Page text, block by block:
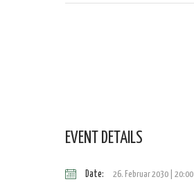
EVENT DETAILS
Date: 26. Februar 2030 | 20:00